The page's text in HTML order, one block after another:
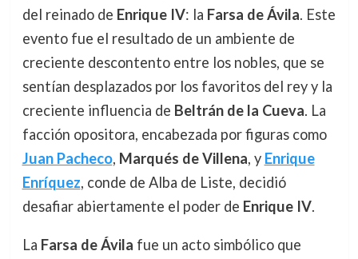
del reinado de Enrique IV: la Farsa de Ávila. Este
evento fue el resultado de un ambiente de
creciente descontento entre los nobles, que se
sentían desplazados por los favoritos del rey y la
creciente influencia de Beltrán de la Cueva. La
facción opositora, encabezada por figuras como
Juan Pacheco, Marqués de Villena, y Enrique
Enríquez, conde de Alba de Liste, decidió
desafiar abiertamente el poder de Enrique IV.
La Farsa de Ávila fue un acto simbólico que